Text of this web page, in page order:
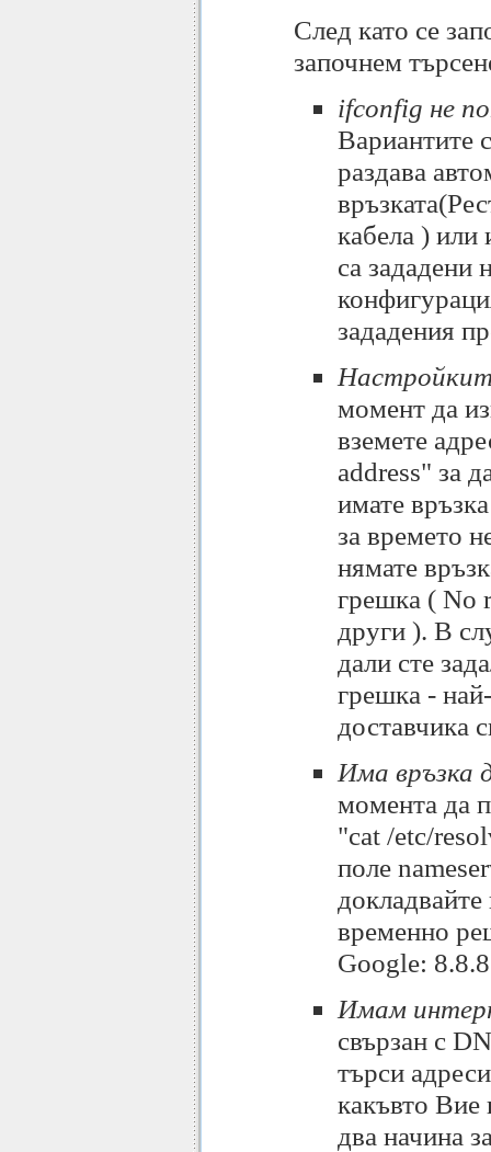
След като се
започнем
ifconfig не
Вариантите
раздава
кабела ) или
са зададени
зададения
момент да
вземете
address" за
имате
за времето
нямате
грешка ( No
други ). В
дали сте
грешка -
доставчика
Има връзка
момента да
"cat /etc/
поле
временно
Google:
Имам
свързан с
търси
какъвто Вие
два начина